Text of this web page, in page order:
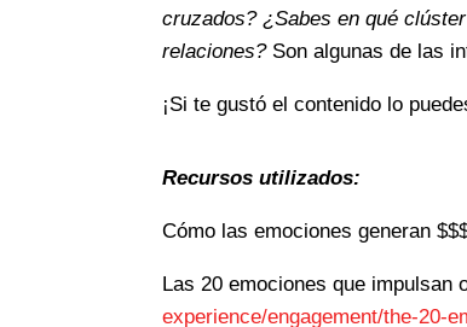
cruzados? ¿Sabes en qué
relaciones?Son algunas de las
¡Si te gustó el contenido lo
Recursos utilizados:
Cómo las emociones generan
Las 20 emociones que impulsan
experience/engagement/the-20-